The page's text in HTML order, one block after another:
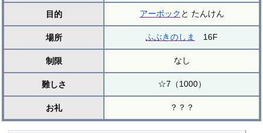
目的 アーボック と たんけん
場所 ふぶきのしま 16F
制限 なし
難しさ ☆7（1000）
お礼 ？？？